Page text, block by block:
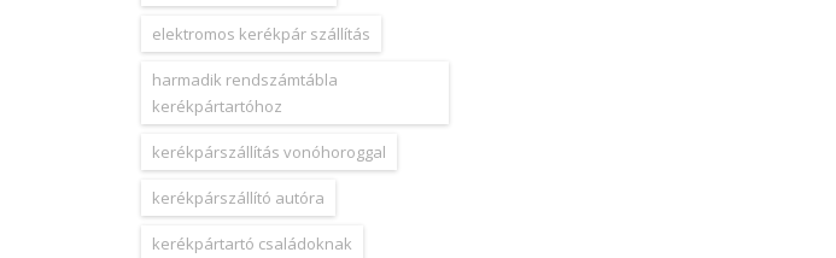
elektromos kerékpár szállítás
harmadik rendszámtábla
kerékpártartóhoz
kerékpárszállítás vonóhoroggal
kerékpárszállító autóra
kerékpártartó családoknak